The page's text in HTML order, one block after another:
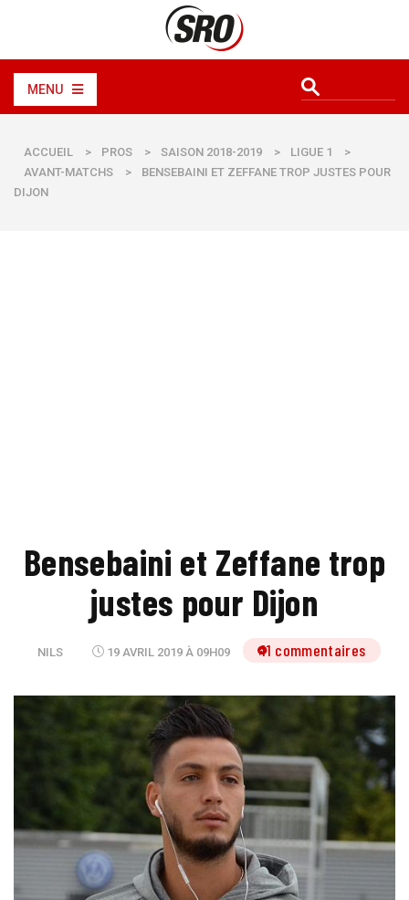
MENU
ACCUEIL > PROS > SAISON 2018-2019 > LIGUE 1
>
AVANT-MATCHS
>
BENSEBAINI ET ZEFFANE TROP JUSTES POUR
DIJON
Bensebaini et Zeffane trop
justes pour Dijon
NILS 19 AVRIL 2019 À 09H09 11 commentaires